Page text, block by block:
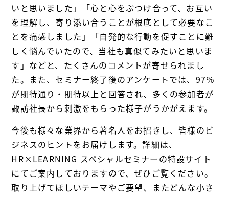
いと思いました」「心と心をぶつけ合って、お互い
を理解し、寄り添い合うことが根底として必要なこ
とを痛感しました」「自発的な行動を促すことに難
しく悩んでいたので、当社も真似てみたいと思いま
す」などと、たくさんのコメントが寄せられまし
た。また、セミナー終了後のアンケートでは、97％
が期待通り・期待以上と回答され、多くの参加者が
諏訪社長から刺激をもらった様子がうかがえます。
今後も様々な業界から著名人をお招きし、皆様のビ
ジネスのヒントをお届けします。詳細は、
HR×LEARNING スペシャルセミナーの特設サイト
にてご案内しておりますので、ぜひご覧ください。
取り上げてほしいテーマやご要望、またどんな小さ